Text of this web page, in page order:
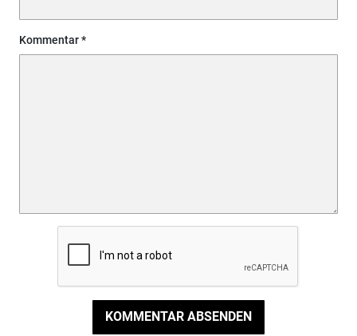
Kommentar
KOMMENTAR ABSENDEN